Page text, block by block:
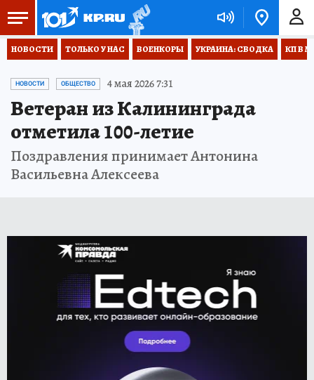
НОВОСТИ ТОЛЬКО У НАС ВОЕНКОРЫ УКРАИНА: СВОДКА КП В
НОВОСТИ ОБЩЕСТВО 4 мая 2026 7:31
Ветеран из Калининграда
отметила 100-летие
Поздравления принимает Антонина
Васильевна Алексеева